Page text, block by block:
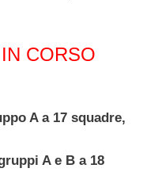
CORSO
A a 17 squadre,
A e B a 18